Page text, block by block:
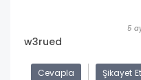
5
w3rued
Cevapla Şikayet Et